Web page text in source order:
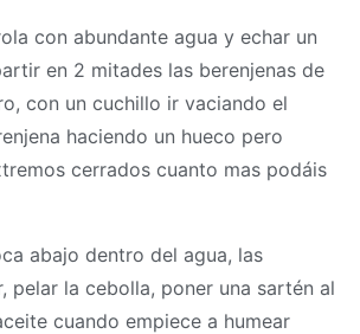
con abundante agua y echar un
en 2 mitades las berenjenas de
con un cuchillo ir vaciando el
haciendo un hueco pero
cerrados cuanto mas podáis
abajo dentro del agua, las
pelar la cebolla, poner una sartén al
cuando empiece a humear